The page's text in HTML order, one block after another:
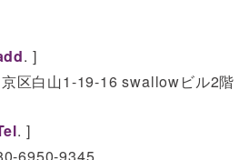
. ]
区白山1-19-16 swallowビル2階
. ]